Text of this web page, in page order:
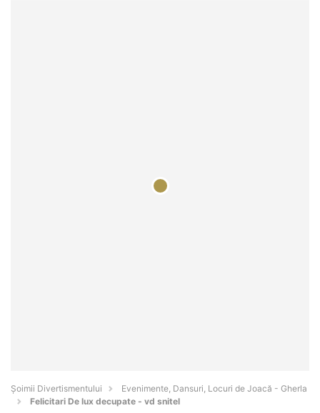
Şoimii Divertismentului
Evenimente, Dansuri, Locuri de Joacă - Gherla
Felicitari De lux decupate - vd snitel